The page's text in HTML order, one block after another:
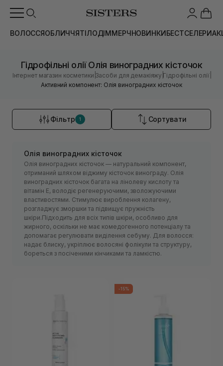
ВОЛОССЯОБЛИЧЧЯТІЛОДІММЕРЧНОВИНКИБЕСТСЕЛЕРИ
Гідрофільні олії Олія виноградних кісточок
Інтернет магазин косметики Засоби для демакіяжу |Гідрофільні олії
Активний компонент: Олія виноградних кісточок
Фільтр 1 Сортувати
Олія виноградних кісточок
Олія виноградних кісточок — натуральний компонент,
отриманий шляхом віджиму кісточок винограду. Олія
виноградних кісточок багата на лінолеву кислоту та
вітамін Е, володіє регенеруючими, зволожуючими
властивостями. Стимулює вироблення колагену,
розгладжує зморшки та підвищує пружність
шкіри.Підходить для всіх типів шкіри, особливо для
жирного, оскільки не має комедогенного потенціалу та
допомагає регулювати виділення себуму. Для волосся:
надає блиску, укріплює волосяні фолікули та структуру,
бореться з посіченими кінчиками та ламкістю.
-15%